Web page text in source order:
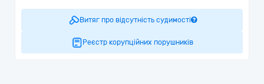
Витяг про відсутність судимості
Реєстр корупційних порушників